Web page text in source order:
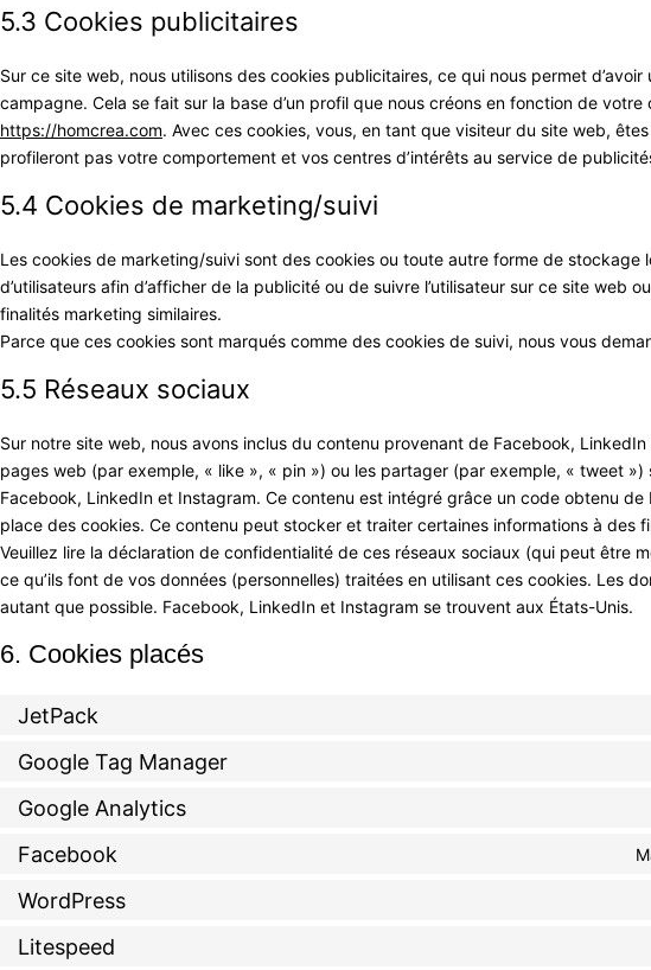
5.3 Cookies publicitaires
Sur ce site web, nous utilisons des cookies publicitaires, ce qui nous permet
campagne. Cela se fait sur la base d’un profil que nous créons en fonction de
https://homcrea.com. Avec ces cookies, vous, en tant que visiteur du site web,
profileront pas votre comportement et vos centres d’intérêts au service de
5.4 Cookies de marketing/suivi
Les cookies de marketing/suivi sont des cookies ou toute autre forme de stockage
d’utilisateurs afin d’afficher de la publicité ou de suivre l’utilisateur sur ce site web
finalités marketing similaires.
Parce que ces cookies sont marqués comme des cookies de suivi, nous vous
5.5 Réseaux sociaux
Sur notre site web, nous avons inclus du contenu provenant de Facebook,
pages web (par exemple, « like », « pin ») ou les partager (par exemple, « tweet »)
Facebook, LinkedIn et Instagram. Ce contenu est intégré grâce un code obtenu
place des cookies. Ce contenu peut stocker et traiter certaines informations à des
Veuillez lire la déclaration de confidentialité de ces réseaux sociaux (qui peut être
ce qu’ils font de vos données (personnelles) traitées en utilisant ces cookies. Les
autant que possible. Facebook, LinkedIn et Instagram se trouvent aux États-Unis.
6. Cookies placés
JetPack
Google Tag Manager
Google Analytics
Facebook
WordPress
Litespeed